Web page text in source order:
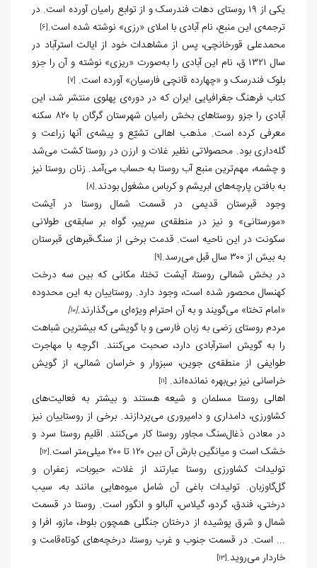
یکی از ۱۹ روستای دهات فندرسک و از توابع رامیان آورده است. در
ترجمه‌ی این منبع، نام آبادی با املای «رزی» نوشته شده است.[6]
محمدعلی قورخانچی، پس از مشاهدات خود از ایالت استرآباد در
سال ۱۳۲۱ ق، نام این آبادی را به‌صورت «ریزی» نوشته و آن را جزو
بلوک فندرسک و «چهارده قانچی فارسیان» آورده است. [7]
کتاب فرهنگ جغرافیایی ایران که در دوره‌ی پهلوی منتشر شد، این
آبادی را جزو روستاهای بخش رامیان شهرستان گرگان با ۸۲۰ سکنه
معرفی کرده است. مذهب اهالی تشیّع و پیشه‌ی آنها زراعت و
گله‌داری بود. محصولاتی نظیر غلات و ارزن در روستا کشت می‌شد
و چشمه، مهم‌ترین منبع آب روستا به حساب می‌آمد. زنان روستا نیز
به بافتن پارچه‌های ابریشم و کرباس مشغول بودند.[8]
وجود قبرستان قدیمی در قسمت شمال روستا در آیشت
«مورستانی» و نیز در منطقه‌ی سرپیر، گواه بر سابقه‌ی طولانی
سکونت در این ناحیه است. قدمت برخی از سنگ‌قبرهای قبرستان
به بیش از ۳۰۰ سال قبل می‌رسد.
[9]
در بخش شمالی روستا، آیشت تختا، مکانی که بین سه درخت
کهنسال محصور شده است، وجود دارد. روستاییان به این محدوده
«امام تختا» می‌گویند و به آن احترام ویژه‌ای می‌گذارند.[10]
مردم روستای رَضی به زبان فارسی و با گویشی که بیشترین شباهت
را به گویش استرآبادی دارد، صحبت می‌کنند. اگرچه با مهاجرت
طوایفی از منطقه‌ی جوین، سبزوار و خراسان شمالی، از گویش
خراسانی نیز بی‌بهره نمانده‌اند. [11]
اهالی روستا مسلمان و شیعه هستند و بیشتر به فعالیت‌های
کشاورزی، دامداری و دامپروری می‌پردازند. برخی از روستاییان نیز
در معادن ذغال‌سنگ مجاور روستا کار می‌کنند. اقلیم روستا سرد و
خشک است و میانگین بارش آن بین ۱۲۰ تا ۲۰۰ میلی‌متر است.
[12]
تولیدات کشاورزی روستا عبارتند از غلات، حبوبات، زعفران و
گل‌گاوزبان. تولیدات باغی آن شامل میوه‌هایی مانند به، سیب
درختی، فندق، گردو، گیلاس، آلبالو و انگور است. روستا در قسمت
شمال و شرق پوشیده از درختان جنگلی همچون بلوط، مازو، افرا و
... است. در قسمت جنوب و غرب روستا، درخچه‌های کوتاه‌قامت و
خاردار می‌روید.[13]